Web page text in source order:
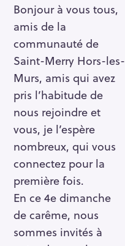
Bonjour à vous tous,
amis de la
communauté de
Saint-Merry Hors-les-
Murs, amis qui avez
pris l’habitude de
nous rejoindre et
vous, je l’espère
nombreux, qui vous
connectez pour la
première fois.
En ce 4e dimanche
de carême, nous
sommes invités à